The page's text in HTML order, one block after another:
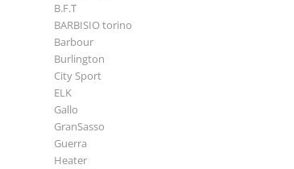
B.F.T
BARBISIO torino
Barbour
Burlington
City Sport
ELK
Gallo
GranSasso
Guerra
Heater